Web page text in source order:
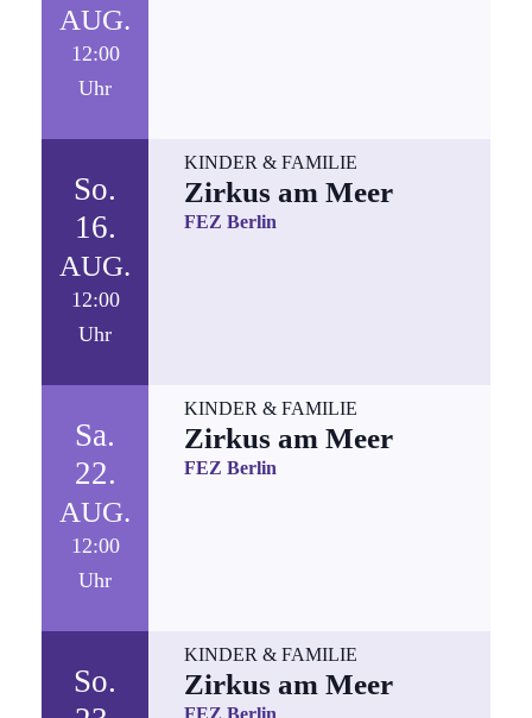
AUG.
12:00
Uhr
So.
16.
AUG.
12:00
Uhr
KINDER & FAMILIE
Zirkus am Meer
FEZ Berlin
Sa.
22.
AUG.
12:00
Uhr
KINDER & FAMILIE
Zirkus am Meer
FEZ Berlin
So.
KINDER & FAMILIE
Zirkus am Meer
FEZ Berlin